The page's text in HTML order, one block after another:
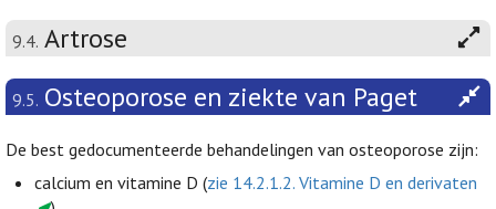
9.4. Artrose
9.5. Osteoporose en ziekte van Paget
De best gedocumenteerde behandelingen van osteoporose zijn:
calcium en vitamine D (zie 14.2.1.2. Vitamine D en derivaten